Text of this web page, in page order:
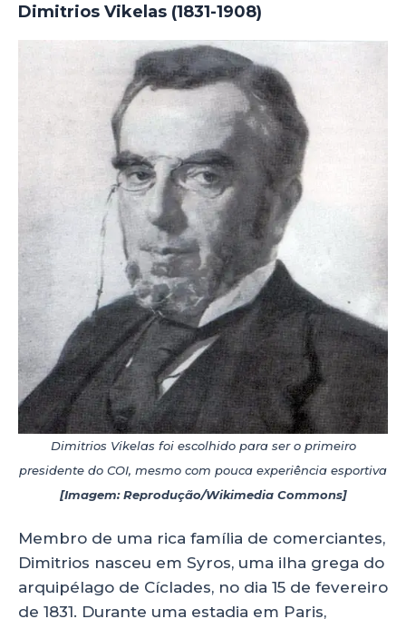
Dimitrios Vikelas (1831-1908)
Dimitrios Vikelas foi escolhido para ser o primeiro
presidente do COI, mesmo com pouca experiência esportiva
[Imagem: Reprodução/Wikimedia Commons]
Membro de uma rica família de comerciantes,
Dimitrios nasceu em Syros, uma ilha grega do
arquipélago de Cíclades, no dia 15 de fevereiro
de 1831. Durante uma estadia em Paris,